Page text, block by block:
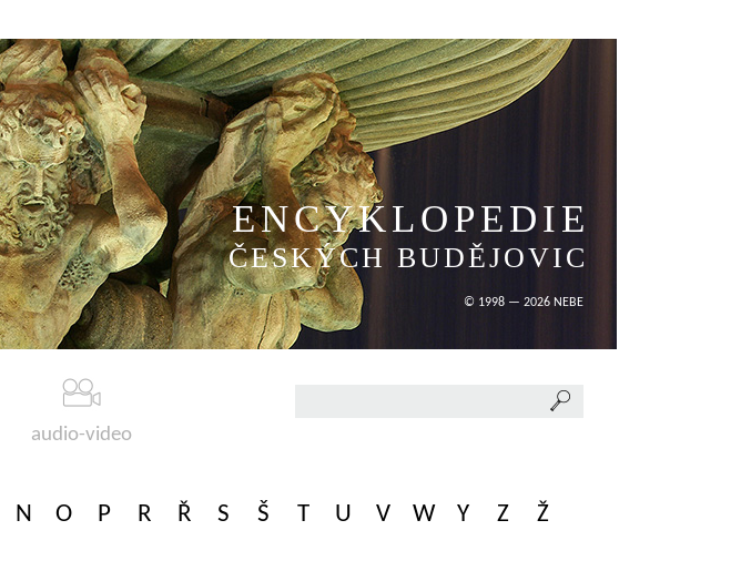
ENCYKLOPEDIE
ČESKÝCH BUDĚJOVIC
© 1998 — 2026 NEBE
audio-video
N O P R Ř S Š T U V W Y Z Ž